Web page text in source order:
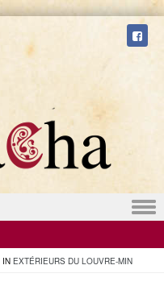
IN EXTÉRIEURS DU LOUVRE-MIN